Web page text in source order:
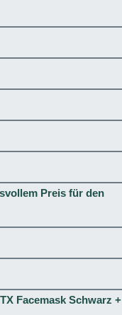
Preis für den
Facemask Schwarz +